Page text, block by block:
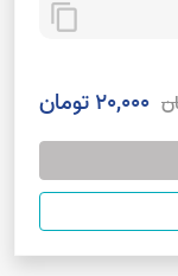
content_copy
20,000 تومان